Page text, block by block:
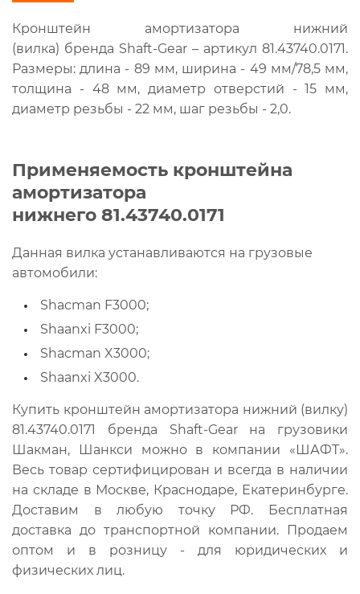
Кронштейн амортизатора нижний
(вилка) бренда Shaft-Gear – артикул 81.43740.0171.
Размеры: длина - 89 мм, ширина - 49 мм/78,5 мм,
толщина - 48 мм, диаметр отверстий - 15 мм,
диаметр резьбы - 22 мм, шаг резьбы - 2,0.
Применяемость кронштейна
амортизатора
нижнего 81.43740.0171
Данная вилка устанавливаются на грузовые
автомобили:
Shacman F3000;
Shaanxi F3000;
Shacman X3000;
Shaanxi X3000.
Купить кронштейн амортизатора нижний (вилку)
81.43740.0171 бренда Shaft-Gear на грузовики
Шакман, Шанкси можно в компании «ШАФТ».
Весь товар сертифицирован и всегда в наличии
на складе в Москве, Краснодаре, Екатеринбурге.
Доставим в любую точку РФ. Бесплатная
доставка до транспортной компании. Продаем
оптом и в розницу - для юридических и
физических лиц.